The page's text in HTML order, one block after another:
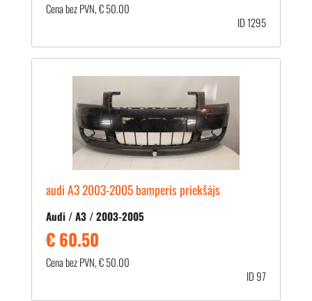
Cena bez PVN, € 50.00
ID 1295
audi A3 2003-2005 bamperis priekšājs
Audi / A3 / 2003-2005
€ 60.50
Cena bez PVN, € 50.00
ID 97